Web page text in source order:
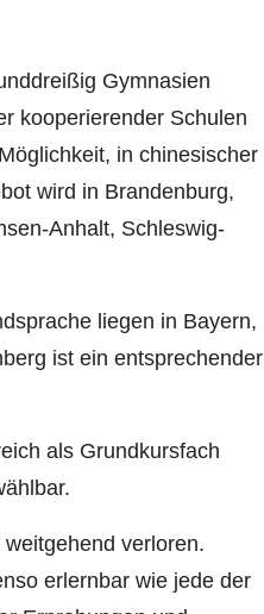
Gymnasien
kooperierender Schulen
in chinesischer
wird in Brandenburg,
Anhalt, Schleswig-
liegen in Bayern,
ist ein entsprechender
als Grundkursfach
verloren.
erlernbar wie jede der